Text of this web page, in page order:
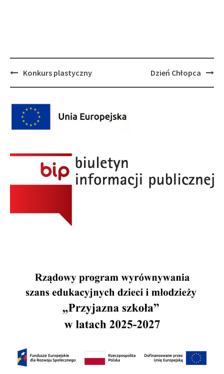
PostKonkurs plastyczny Dzień Chłopca